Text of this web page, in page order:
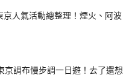
京人氣活動總整理！煙火、阿波
京調布慢步調一日遊！去了還想